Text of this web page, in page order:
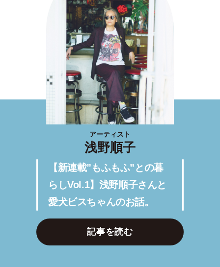
アーティスト
浅野順子
【新連載”もふもふ”との暮
らしVol.1】浅野順子さんと
愛犬ビスちゃんのお話。
記事を読む